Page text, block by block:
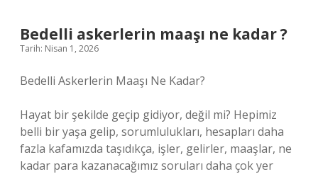
Bedelli askerlerin maaşı ne kadar ?
Tarih: Nisan 1, 2026
Bedelli Askerlerin Maaşı Ne Kadar?
Hayat bir şekilde geçip gidiyor, değil mi? Hepimiz
belli bir yaşa gelip, sorumlulukları, hesapları daha
fazla kafamızda taşıdıkça, işler, gelirler, maaşlar, ne
kadar para kazanacağımız soruları daha çok yer